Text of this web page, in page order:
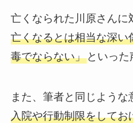
亡くなられた川原さんに
亡くなるとは相当な深い
毒でならない」といった
また、筆者と同じような
入院や行動制限をしてお